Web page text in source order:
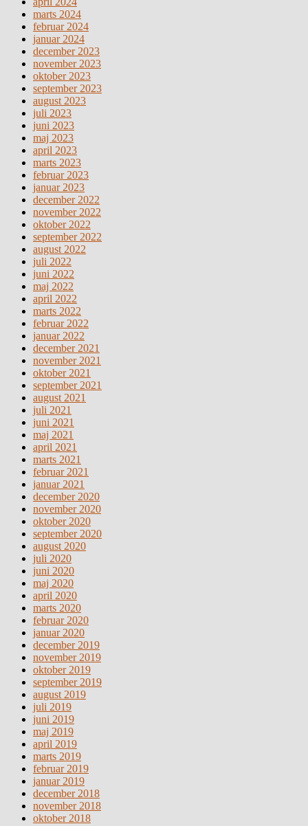
marts 2024
februar 2024
januar 2024
december 2023
november 2023
oktober 2023
september 2023
august 2023
juli 2023
juni 2023
maj 2023
april 2023
marts 2023
februar 2023
januar 2023
december 2022
november 2022
oktober 2022
september 2022
august 2022
juli 2022
juni 2022
maj 2022
april 2022
marts 2022
februar 2022
januar 2022
december 2021
november 2021
oktober 2021
september 2021
august 2021
juli 2021
juni 2021
maj 2021
april 2021
marts 2021
februar 2021
januar 2021
december 2020
november 2020
oktober 2020
september 2020
august 2020
juli 2020
juni 2020
maj 2020
april 2020
marts 2020
februar 2020
januar 2020
december 2019
november 2019
oktober 2019
september 2019
august 2019
juli 2019
juni 2019
maj 2019
april 2019
marts 2019
februar 2019
januar 2019
december 2018
november 2018
oktober 2018